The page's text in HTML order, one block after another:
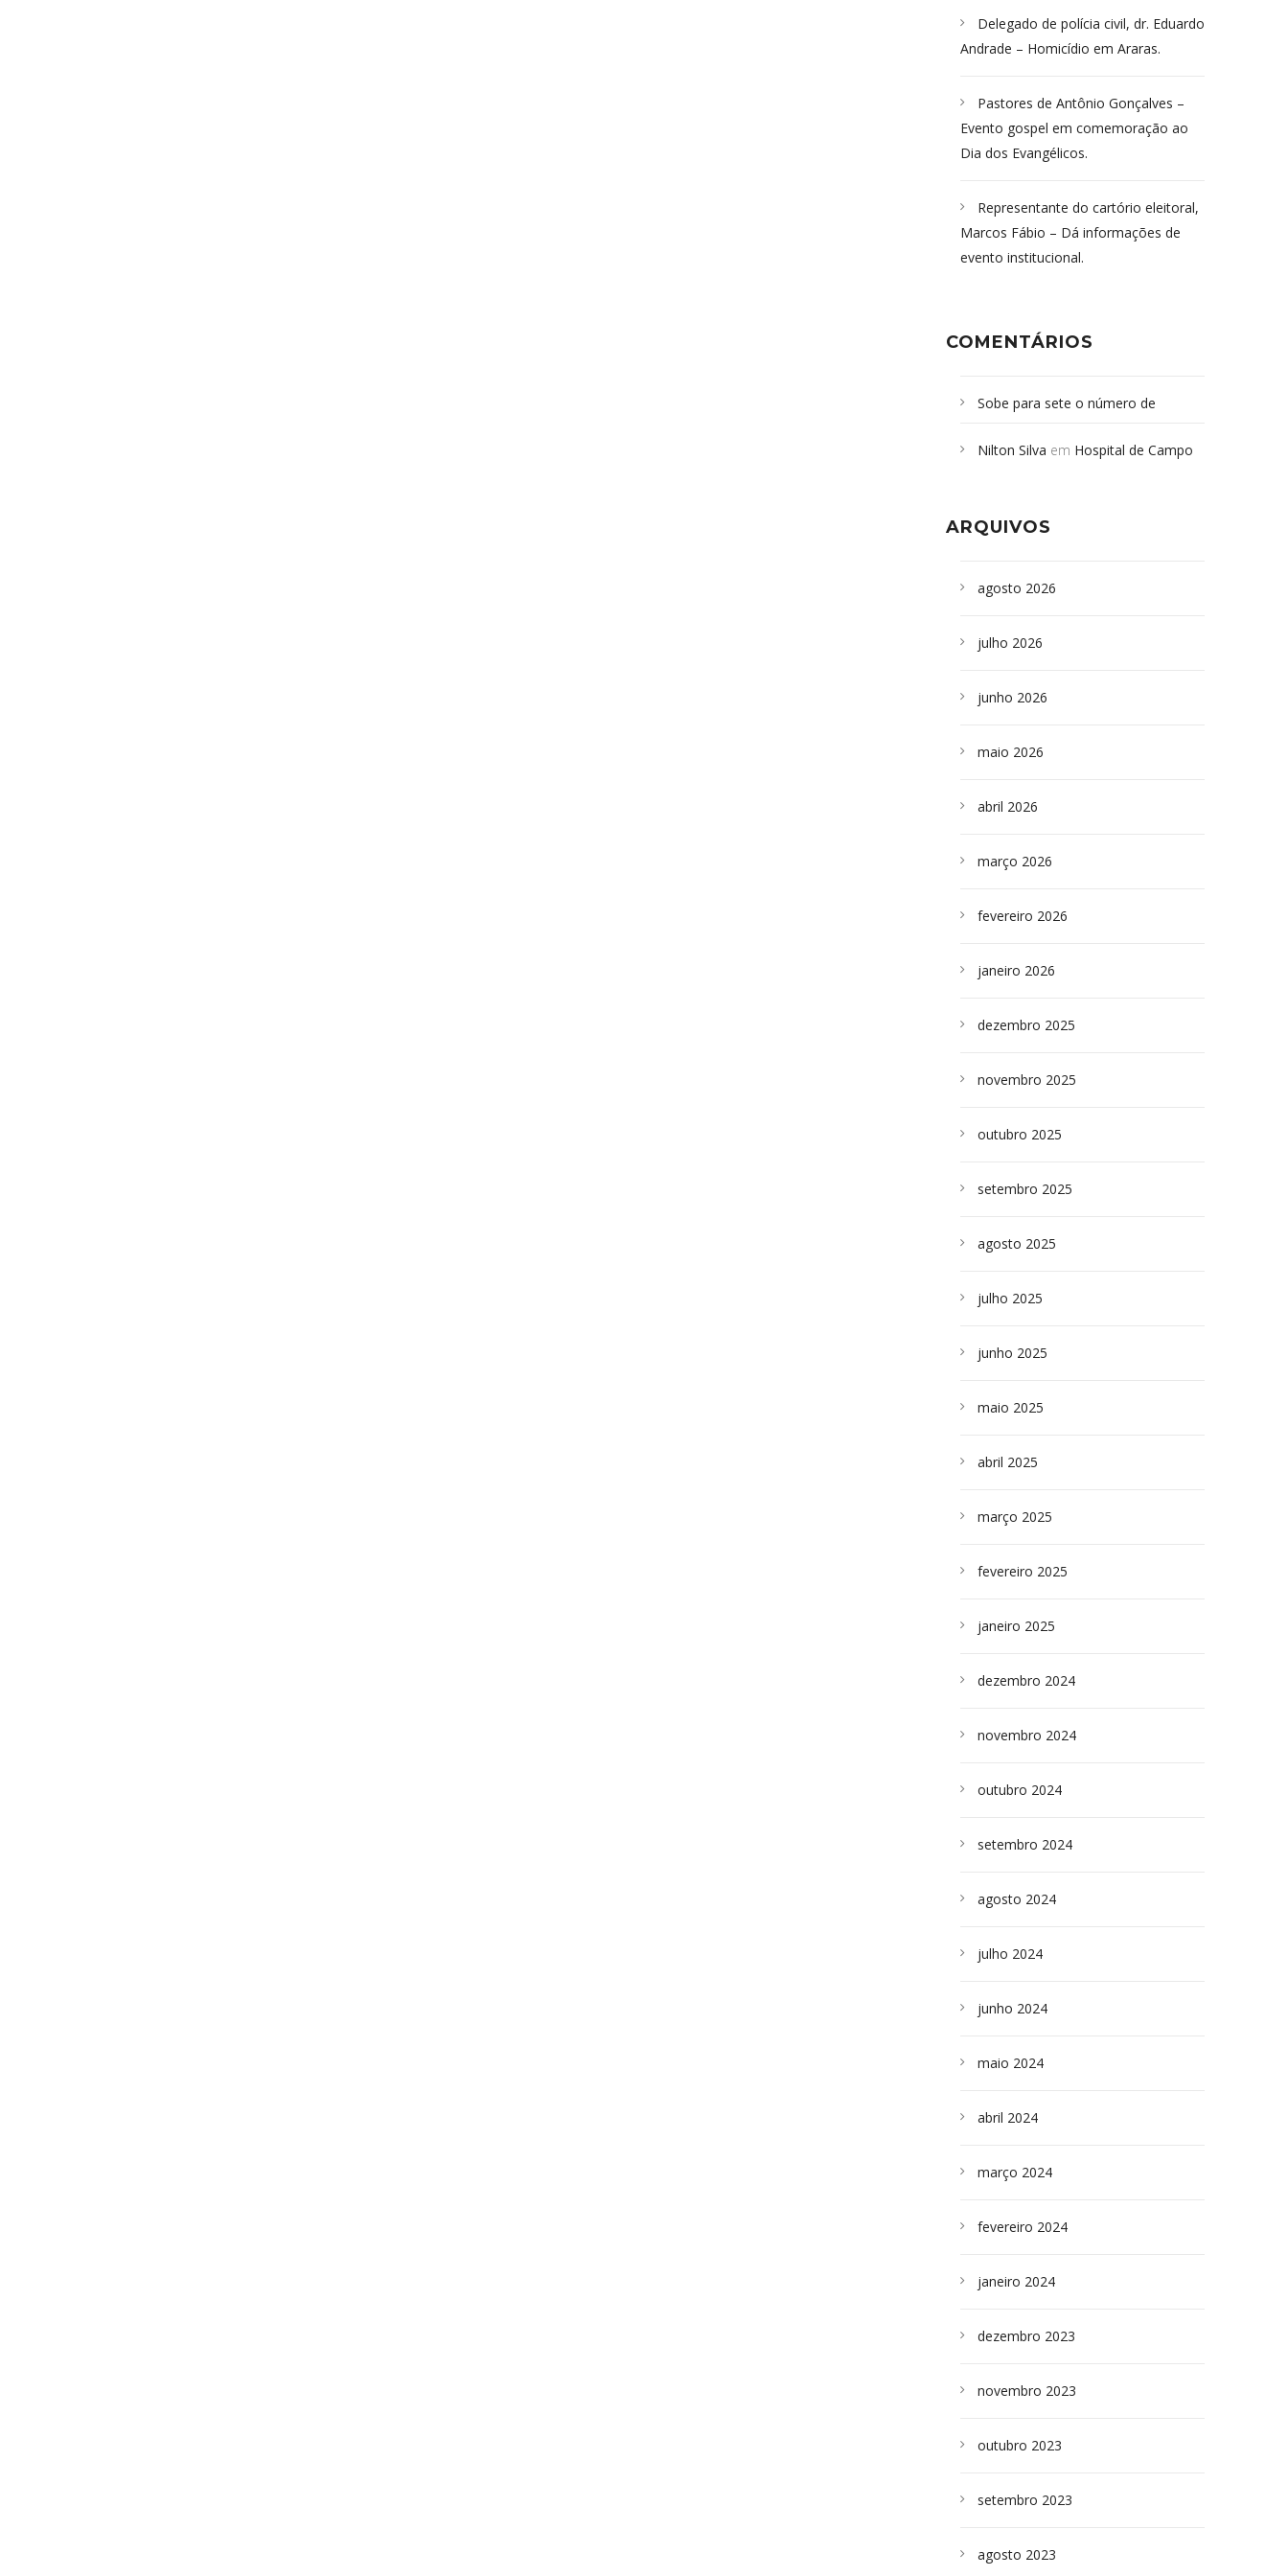
Delegado de polícia civil, dr. Eduardo
Andrade – Homicídio em Araras.
Pastores de Antônio Gonçalves –
Evento gospel em comemoração ao
Dia dos Evangélicos.
Representante do cartório eleitoral,
Marcos Fábio – Dá informações de
evento institucional.
COMENTÁRIOS
Sobe para sete o número de
desabamento em São Paulo - Revista
sepultados em SP
Nilton Silva em Hospital de Campo
ARQUIVOS
agosto 2026
julho 2026
junho 2026
maio 2026
abril 2026
março 2026
fevereiro 2026
janeiro 2026
dezembro 2025
novembro 2025
outubro 2025
setembro 2025
agosto 2025
julho 2025
junho 2025
maio 2025
abril 2025
março 2025
fevereiro 2025
janeiro 2025
dezembro 2024
novembro 2024
outubro 2024
setembro 2024
agosto 2024
julho 2024
junho 2024
maio 2024
abril 2024
março 2024
fevereiro 2024
janeiro 2024
dezembro 2023
novembro 2023
outubro 2023
setembro 2023
agosto 2023